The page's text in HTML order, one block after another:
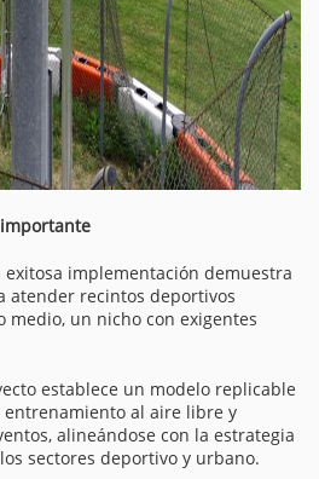
exitosa implementación demuestra
atender recintos deportivos
medio, un nicho con exigentes
establece un modelo replicable
entrenamiento al aire libre y
alineándose con la estrategia
sectores deportivo y urbano.